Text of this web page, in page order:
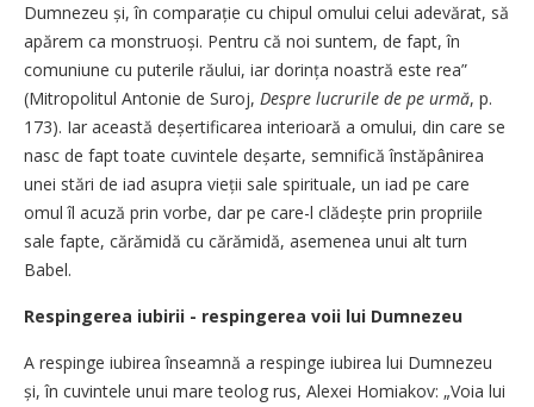
Dumnezeu și, în comparație cu chipul omului celui adevărat, să
apărem ca monstruoși. Pentru că noi suntem, de fapt, în
comuniune cu puterile răului, iar dorința noastră este rea”
(Mitropolitul Antonie de Suroj, Despre lucrurile de pe urmă, p.
173). Iar această deșertificarea interioară a omului, din care se
nasc de fapt toate cuvintele deșarte, semnifică înstăpânirea
unei stări de iad asupra vieții sale spirituale, un iad pe care
omul îl acuză prin vorbe, dar pe care-l clădește prin propriile
sale fapte, cărămidă cu cărămidă, asemenea unui alt turn
Babel.
Respingerea iubirii - respingerea voii lui Dumnezeu
A respinge iubirea înseamnă a respinge iubirea lui Dumnezeu
și, în cuvintele unui mare teolog rus, Alexei Homiakov: „Voia lui